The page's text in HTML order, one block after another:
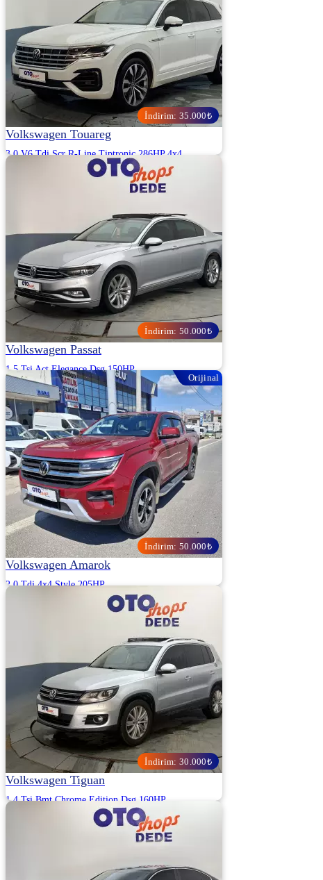
İndirim: 35.000₺
Volkswagen Touareg
3.0 V6 Tdi Scr R-Line Tiptronic 286HP 4x4
2020 | Otomatik | Dizel | 136.000 Km
OTOSHOPS DEDE OTOMOTİV - KOCAELİ
İndirim: 50.000₺
Volkswagen Passat
1.5 Tsi Act Elegance Dsg 150HP
2020 | Otomatik | Benzin | 171.000 Km
OTOSHOPS DEDE OTOMOTİV - KOCAELİ
2.160.000 2.210.000 ₺
Orijinal
İndirim: 50.000₺
Volkswagen Amarok
2.0 Tdi 4x4 Style 205HP
2023 | Otomatik | Dizel | 71.000 Km
OTOSHOPS DEDE OTOMOTİV - KOCAELİ
2.500.000 ₺
İndirim: 30.000₺
Volkswagen Tiguan
1.4 Tsi Bmt Chrome Edition Dsg 160HP
2013 | Otomatik | Benzin / LPG | 160.000 Km
OTOSHOPS DEDE OTOMOTİV - KOCAELİ